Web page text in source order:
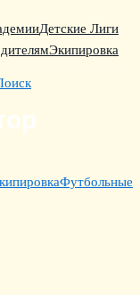
Детские Лиги
Экипировка
Футбольные